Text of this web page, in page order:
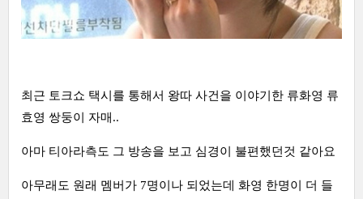
최근 토크쇼 택시를 통해서 왕따 사건을 이야기한 류화영 류
효영 쌍둥이 자매..
아마 티아라측도 그 방송을 보고 심경이 불편했던것 같아요
아무래도 원래 멤버가 7명이나 되었는데 화영 한명이 더 들